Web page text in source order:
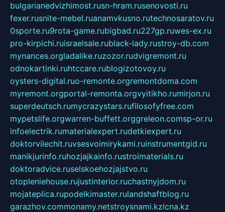
bulgarianedvizhimost.rusn-hram.rusenovosti.ru
fexer.rusnite-mebel.ruanamvkusno.rutechnosaratov.ru
0sporte.ru9rota-game.rubigbad.ru227gp.ruwes-ex.ru
pro-kirpichi.ruisraelsale.rublack-lady.rustroy-db.com
mynances.orgladalike.ruzozor.rudvigremont.ru
odnokartinki.ruhtccare.rublogizotovoy.ru
oysters-digital.ruo-remonte.orgremontdoma.com
myremont.orgportal-remonta.orgvyitikho.rumirjon.ru
superdeutsch.rumycrazystars.rufilosofyfree.com
mypetslife.orgwarren-buffett.orggreleon.comsp-or.ru
infoelectrik.rumaterialexpert.rudetkiexpert.ru
doktorvilechit.ruvsesvoimirykami.ruinstrumentgid.ru
manikjurinfo.ruhozjajkainfo.rustroimaterials.ru
doktoradvice.ruselskoehozjajstvo.ru
otopleniehouse.rujustinterior.ruchastnyjdom.ru
mojateplica.rupodelkimaster.rulandshaftblog.ru
garazhov.commonamy.netstroysnami.kzlcna.kz